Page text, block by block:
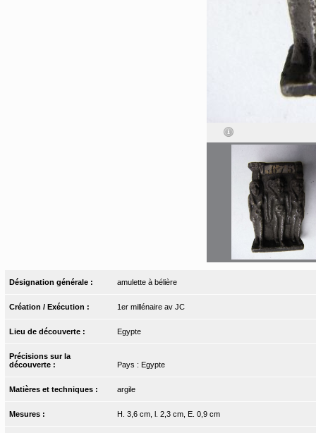
Désignation générale : amulette à bélière
Création / Exécution : 1er millénaire av JC
Lieu de découverte : Egypte
Précisions sur la
découverte :
Pays : Egypte
Matières et techniques : argile
Mesures : H. 3,6 cm, l. 2,3 cm, E. 0,9 cm